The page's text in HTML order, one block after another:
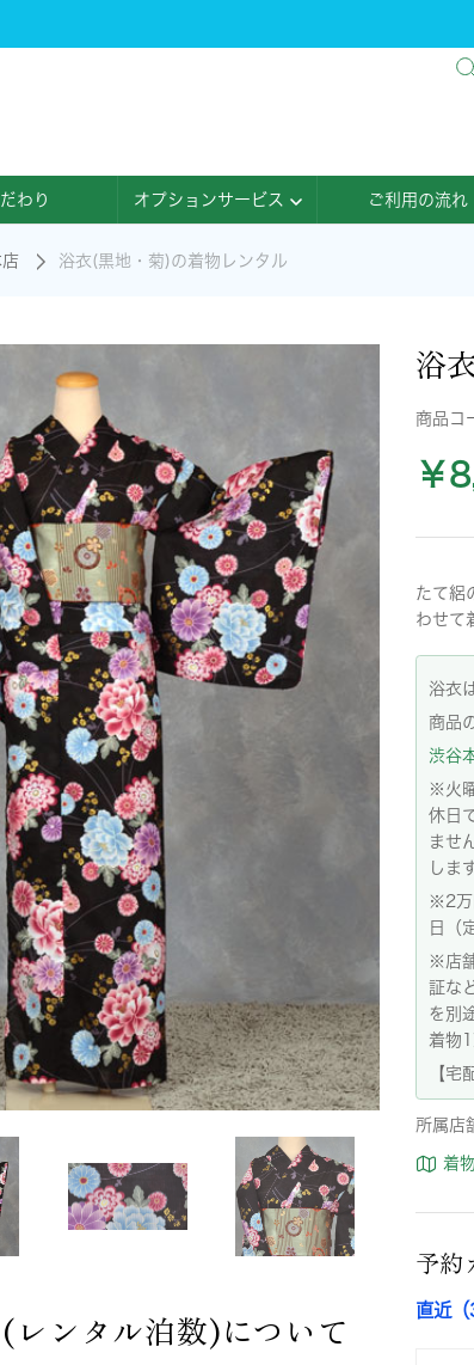
わり オプションサービス ご利用の流れ
店 浴衣(黒地・菊)の着物レンタル
レンタル泊数)について
浴
商品コ
￥
たて絽
わせて
浴衣
商品
渋谷
※火
休日
ませ
しま
※2万
日（
※店
証な
を別
着物1
【宅
所属店
着
予約
直近（